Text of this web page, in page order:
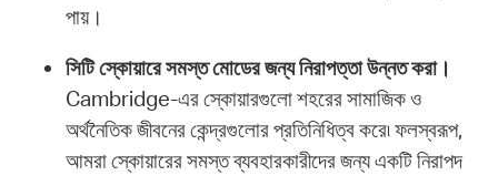
পায়।
সিটি স্কোয়ারে সমস্ত মোডের জন্য নিরাপত্তা উন্নত করা।
Cambridge-এর স্কোয়ারগুলো শহরের সামাজিক ও
অর্থনৈতিক জীবনের কেন্দ্রগুলোর প্রতিনিধিত্ব করে৷ ফলস্বরূপ,
আমরা স্কোয়ারের সমস্ত ব্যবহারকারীদের জন্য একটি নিরাপদ